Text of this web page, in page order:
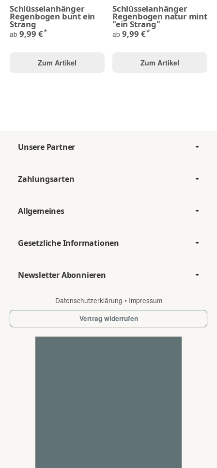
Schlüsselanhänger
Regenbogen bunt ein
Strang
ab 9,99 €*
Zum Artikel
Schlüsselanhänger
Regenbogen natur mint
"ein Strang"
ab 9,99 €*
Zum Artikel
Unsere Partner
Zahlungsarten
Allgemeines
Gesetzliche Informationen
Newsletter Abonnieren
Datenschutzerklärung • Impressum
Vertrag widerrufen